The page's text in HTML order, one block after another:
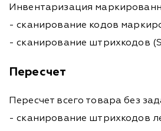
Инвентаризация
- сканирование кодов
- сканирование штрихкодов
Пересчет
Пересчет всего товара без
- сканирование штрихкодов